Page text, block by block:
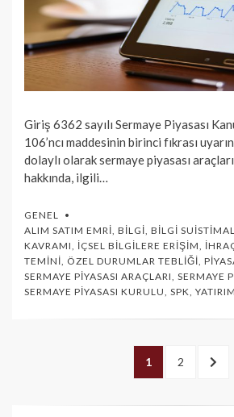
Giriş 6362 sayılı Sermaye Piyasası
106’ncı maddesinin birinci fıkrası
dolaylı olarak sermaye piyasası
hakkında, ilgili…
GENEL
ALIM SATIM EMRI BILGI BILGI
KAVRAMI
İÇSEL BILGILERE ERIŞIM
TEMINI ÖZEL DURUMLAR TEBLIĞI
SERMAYE PIYASASI ARAÇLARI SERMAYE
SERMAYE PIYASASI KURULU SPK
PAGE
1 PAGE
2